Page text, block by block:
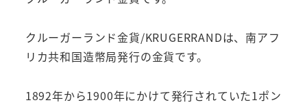
クルーガーランド金貨/KRUGERRANDは、南アフ
リカ共和国造幣局発行の金貨です。
1892年から1900年にかけて発行されていた1ポン